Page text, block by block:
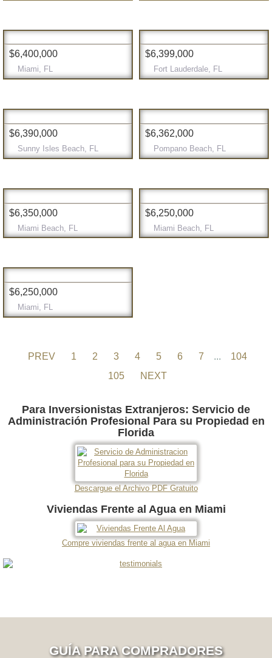
$6,400,000
Miami, FL
$6,399,000
Fort Lauderdale, FL
$6,390,000
Sunny Isles Beach, FL
$6,362,000
Pompano Beach, FL
$6,350,000
Miami Beach, FL
$6,250,000
Miami Beach, FL
$6,250,000
Miami, FL
PREV 1 2 3 4 5 6 7 ...
104
105
NEXT
Para Inversionistas Extranjeros: Servicio de
Administración Profesional Para su Propiedad en
Florida
Descargue el Archivo PDF Gratuito
Viviendas Frente al Agua en Miami
Compre viviendas frente al agua en Miami
GUÍA PARA COMPRADORES